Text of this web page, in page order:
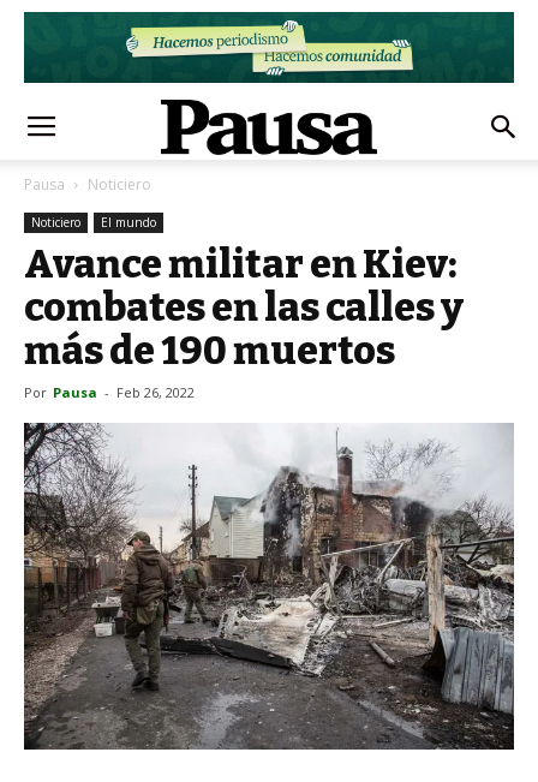
Pausa Noticiero
Noticiero El mundo
Avance militar en Kiev:
combates en las calles y
más de 190 muertos
Por Pausa - Feb 26, 2022